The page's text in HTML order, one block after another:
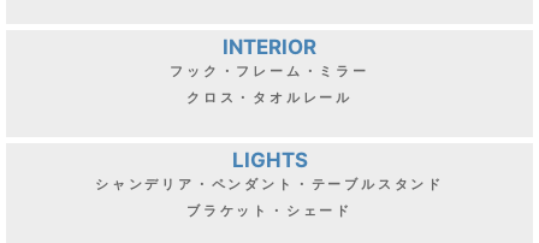
INTERIOR
フック・フレーム・ミラー
クロス・タオルレール
LIGHTS
シャンデリア・ペンダント・テーブルスタンド
ブラケット・シェード